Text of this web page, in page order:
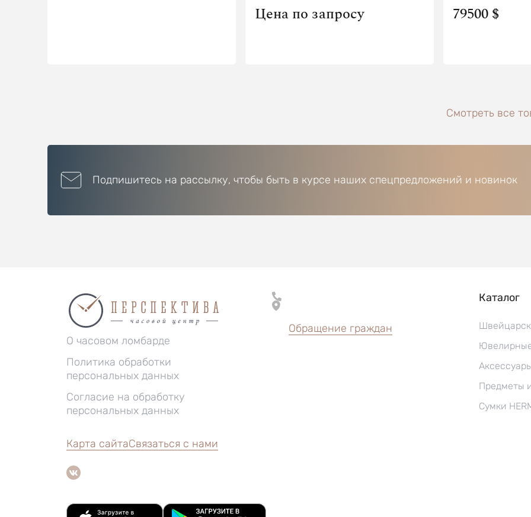
Цена по запросу 79500 $
Смотреть все
Подпишитесь на рассылку, чтобы быть в курсе наших спецпредложений и новинок
О часовом ломбарде
Политика обработки
персональных данных
Согласие на обработку
персональных данных
Обращение граждан
Каталог
Предметы
Сумки
Карта сайтаСвязаться с нами